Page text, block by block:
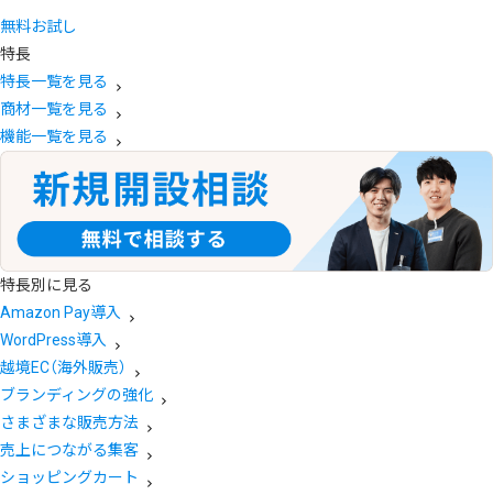
無料お試し
特長
特長一覧を見る
商材一覧を見る
機能一覧を見る
特長別に見る
Amazon Pay導入
WordPress導入
越境EC（海外販売）
ブランディングの強化
さまざまな販売方法
売上につながる集客
ショッピングカート